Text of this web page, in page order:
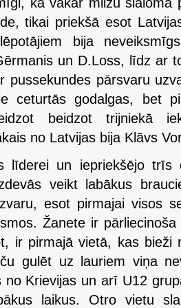
tikai priekšā esot
bija
un D.Loss, līdz ar
pussekundes pārsvaru
ceturtās godalgas, bet
beidzot trijniekā
no Latvijas bija Klāvs
līderei un iepriekšējo trīs
veikt labākus
esot pirmajai visos
Žanete ir
ir pirmajā vietā, kas bieži
gulēt uz lauriem viņa
no Krievijas un arī U12
laikus. Otro vietu